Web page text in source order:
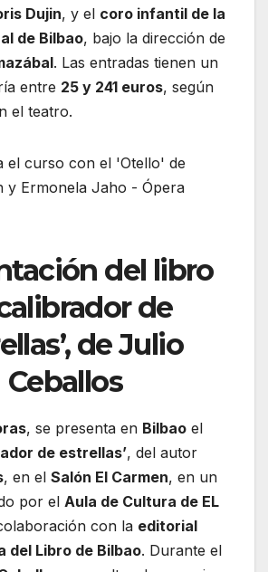
Dujin, y el coro infantil de la
de Bilbao, bajo la dirección de
. Las entradas tienen un
entre 25 y 241 euros, según
el teatro.
del libro
calibrador de
de Julio
Ceballos
, se presenta en Bilbao el
de estrellas’, del autor
, en el Salón El Carmen, en un
por el Aula de Cultura de EL
con la editorial
del Libro de Bilbao. Durante el